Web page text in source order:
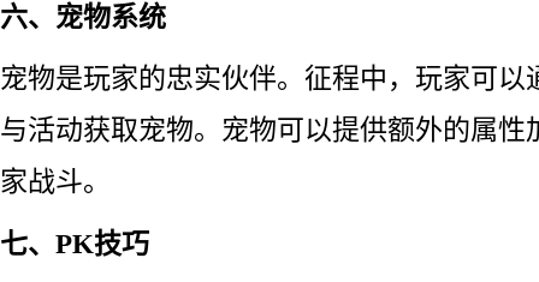
六、宠物系统
宠物是玩家的忠实伙伴。征程中，玩家可以
与活动获取宠物。宠物可以提供额外的属性
家战斗。
七、PK技巧